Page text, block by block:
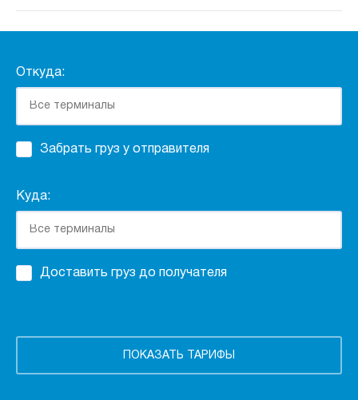
Откуда:
Забрать груз у отправителя
Куда:
Доставить груз до получателя